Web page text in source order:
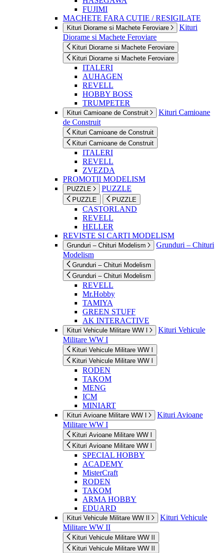
FUJIMI
MACHETE FARA CUTIE / RESIGILATE
Kituri Diorame si Machete Feroviare
Kituri
Diorame si Machete Feroviare
Kituri Diorame si Machete Feroviare
Kituri Diorame si Machete Feroviare
ITALERI
AUHAGEN
REVELL
HOBBY BOSS
TRUMPETER
Kituri Camioane de Construit
Kituri Camioane
de Construit
Kituri Camioane de Construit
Kituri Camioane de Construit
ITALERI
REVELL
ZVEZDA
PROMOTII MODELISM
PUZZLE PUZZLE
PUZZLE PUZZLE
CASTORLAND
REVELL
HELLER
REVISTE SI CARTI MODELISM
Grunduri – Chituri Modelism
Grunduri – Chituri
Modelism
Grunduri – Chituri Modelism
Grunduri – Chituri Modelism
REVELL
Mr.Hobby
TAMIYA
GREEN STUFF
AK INTERACTIVE
Kituri Vehicule Militare WW I
Kituri Vehicule
Militare WW I
Kituri Vehicule Militare WW I
Kituri Vehicule Militare WW I
RODEN
TAKOM
MENG
ICM
MINIART
Kituri Avioane Militare WW I
Kituri Avioane
Militare WW I
Kituri Avioane Militare WW I
Kituri Avioane Militare WW I
SPECIAL HOBBY
ACADEMY
MisterCraft
RODEN
TAKOM
ARMA HOBBY
EDUARD
Kituri Vehicule Militare WW II
Kituri Vehicule
Militare WW II
Kituri Vehicule Militare WW II
Kituri Vehicule Militare WW II